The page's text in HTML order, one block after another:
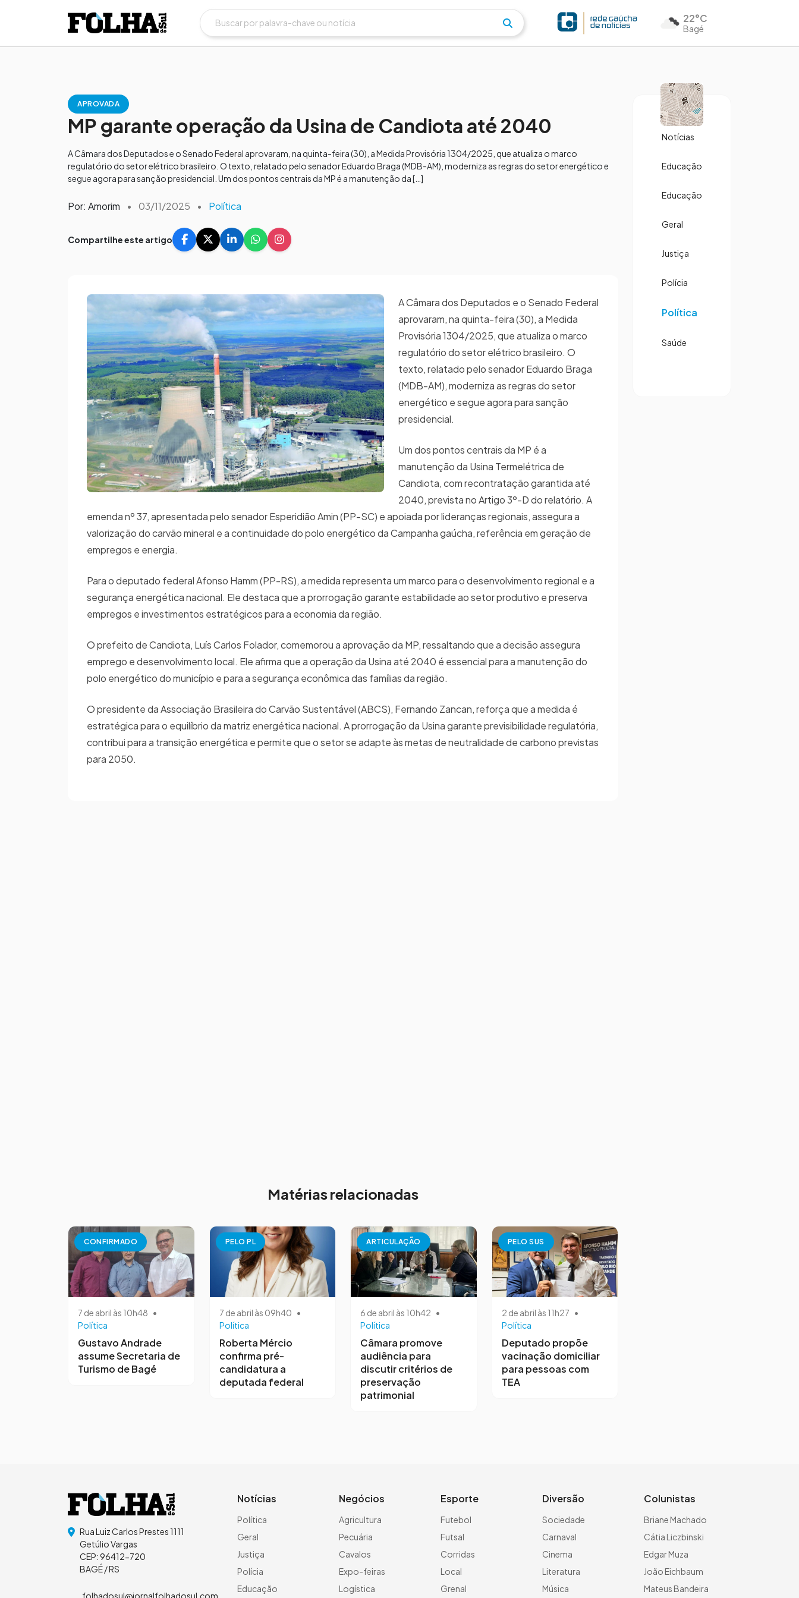
22°C
Bagé
APROVADA
MP garante operação da Usina de Candiota até 2040
A Câmara dos Deputados e o Senado Federal aprovaram, na quinta-feira (30), a Medida Provisória 1304/2025, que atualiza o marco
regulatório do setor elétrico brasileiro. O texto, relatado pelo senador Eduardo Braga (MDB-AM), moderniza as regras do setor energético e
segue agora para sanção presidencial. Um dos pontos centrais da MP é a manutenção da […]
Por: Amorim • 03/11/2025 • Política
Compartilhe este artigo
A Câmara dos Deputados e o Senado Federal
aprovaram, na quinta-feira (30), a Medida
Provisória 1304/2025, que atualiza o marco
regulatório do setor elétrico brasileiro. O
texto, relatado pelo senador Eduardo Braga
(MDB-AM), moderniza as regras do setor
energético e segue agora para sanção
presidencial.
Um dos pontos centrais da MP é a
manutenção da Usina Termelétrica de
Candiota, com recontratação garantida até
2040, prevista no Artigo 3º-D do relatório. A
emenda nº 37, apresentada pelo senador Esperidião Amin (PP-SC) e apoiada por lideranças regionais, assegura a
valorização do carvão mineral e a continuidade do polo energético da Campanha gaúcha, referência em geração de
empregos e energia.
Para o deputado federal Afonso Hamm (PP-RS), a medida representa um marco para o desenvolvimento regional e a
segurança energética nacional. Ele destaca que a prorrogação garante estabilidade ao setor produtivo e preserva
empregos e investimentos estratégicos para a economia da região.
O prefeito de Candiota, Luís Carlos Folador, comemorou a aprovação da MP, ressaltando que a decisão assegura
emprego e desenvolvimento local. Ele afirma que a operação da Usina até 2040 é essencial para a manutenção do
polo energético do município e para a segurança econômica das famílias da região.
O presidente da Associação Brasileira do Carvão Sustentável (ABCS), Fernando Zancan, reforça que a medida é
estratégica para o equilíbrio da matriz energética nacional. A prorrogação da Usina garante previsibilidade regulatória,
contribui para a transição energética e permite que o setor se adapte às metas de neutralidade de carbono previstas
para 2050.
Matérias relacionadas
CONFIRMADO
7 de abril às 10h48 •
Política
Gustavo Andrade
assume Secretaria de
Turismo de Bagé
PELO PL
7 de abril às 09h40 •
Política
Roberta Mércio
confirma pré-
candidatura a
deputada federal
ARTICULAÇÃO
6 de abril às 10h42 •
Política
Câmara promove
audiência para
discutir critérios de
preservação
patrimonial
PELO SUS
2 de abril às 11h27 •
Política
Deputado propõe
vacinação domiciliar
para pessoas com
TEA
Notícias
Educação
Educação
Geral
Justiça
Polícia
Política
Saúde
Rua Luiz Carlos Prestes 1111
Getúlio Vargas
CEP: 96412-720
BAGÉ / RS
folhadosul@jornalfolhadosul.com.
Notícias
Política
Geral
Justiça
Polícia
Educação
Negócios
Agricultura
Pecuária
Cavalos
Expo-feiras
Logística
Esporte
Futebol
Futsal
Corridas
Local
Grenal
Diversão
Sociedade
Carnaval
Cinema
Literatura
Música
Colunistas
Briane Machado
Cátia Liczbinski
Edgar Muza
João Eichbaum
Mateus Bandeira